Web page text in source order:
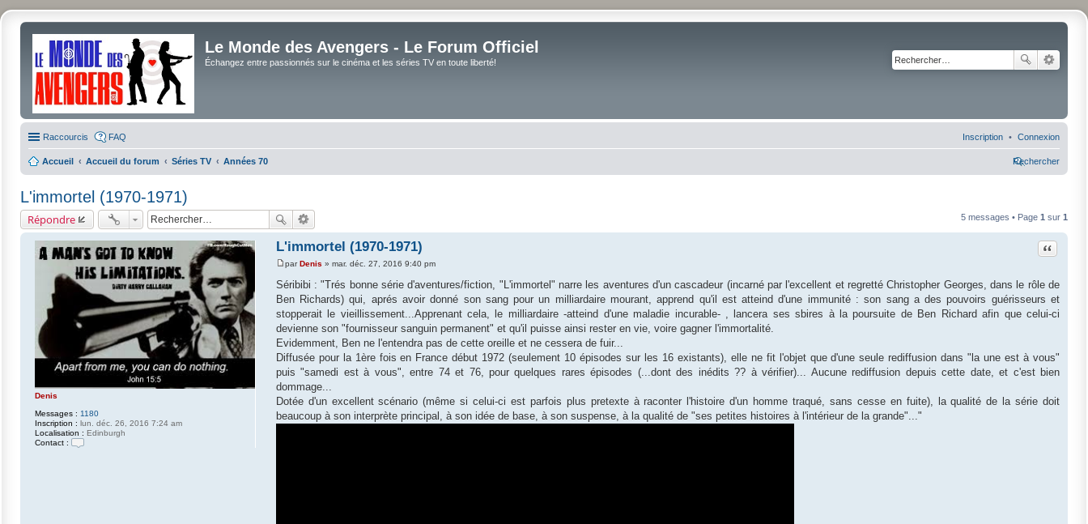
Le Monde des Avengers - Le Forum Officiel
Échangez entre passionnés sur le cinéma et les séries TV en toute liberté!
Raccourcis FAQ Connexion
Inscription
Accueil Accueil du forum Séries TV Années 70 Rechercher
L'immortel (1970-1971)
Répondre 5 messages • Page 1 sur 1
Denis
Messages : 1180
Inscription : lun. déc. 26, 2016 7:24 am
Localisation : Edinburgh
Contact :
L'immortel (1970-1971) Citation
M
e
s
s
g
e
parDenis » mar. déc. 27, 2016 9:40 pm
Séribibi : "Trés bonne série d'aventures/fiction, "L'immortel" narre les aventures d'un cascadeur (incarné par l'excellent et regretté Christopher Georges, dans le rôle de
Ben Richards) qui, aprés avoir donné son sang pour un milliardaire mourant, apprend qu'il est atteind d'une immunité : son sang a des pouvoirs guérisseurs et
stopperait le vieillissement...Apprenant cela, le milliardaire -atteind d'une maladie incurable- , lancera ses sbires à la poursuite de Ben Richard afin que celui-ci
devienne son "fournisseur sanguin permanent" et qu'il puisse ainsi rester en vie, voire gagner l'immortalité.
Evidemment, Ben ne l'entendra pas de cette oreille et ne cessera de fuir...
Diffusée pour la 1ère fois en France début 1972 (seulement 10 épisodes sur les 16 existants), elle ne fit l'objet que d'une seule rediffusion dans "la une est à vous"
puis "samedi est à vous", entre 74 et 76, pour quelques rares épisodes (...dont des inédits ?? à vérifier)... Aucune rediffusion depuis cette date, et c'est bien
dommage...
Dotée d'un excellent scénario (même si celui-ci est parfois plus pretexte à raconter l'histoire d'un homme traqué, sans cesse en fuite), la qualité de la série doit
beaucoup à son interprète principal, à son idée de base, à son suspense, à la qualité de "ses petites histoires à l'intérieur de la grande"..."